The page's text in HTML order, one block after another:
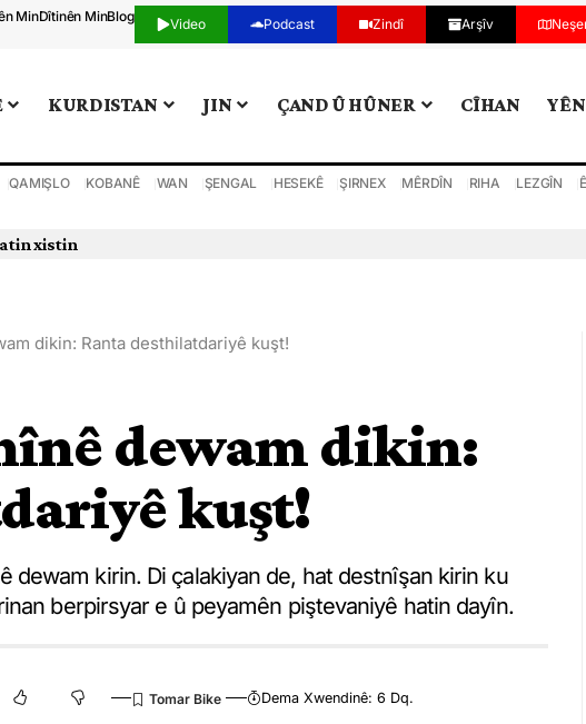
MinDîtinên MinBlog Video Podcast Zindî Arşîv
KURDISTAN JIN ÇAND Û HÛNER CÎHAN
QAMIŞLO KOBANÊ WAN ŞENGAL HESEKÊ ŞIRNEX MÊRDÎN RIHA LEZGÎN
dikin: Ranta desthilatdariyê kuşt!
dewam dikin:
kuşt!
dewam kirin. Di çalakiyan de, hat destnîşan kirin ku
berpirsyar e û peyamên piştevaniyê hatin dayîn.
Dema Xwendinê: 6 Dq.